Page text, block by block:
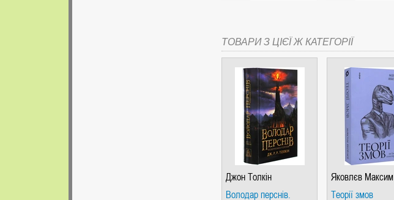
ТОВАРИ З ЦІЄЇ Ж КАТЕГОРІЇ
Джон Толкін
Володар перснів.
Яковлєв Максим
Теорії змов